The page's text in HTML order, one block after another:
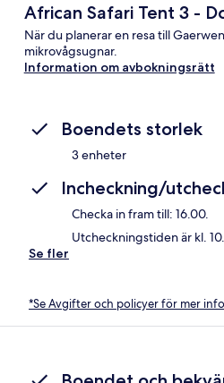
African Safari Tent 3 -
När du planerar en resa till
mikrovågsugnar.
Information om avbokningsrätt
Boendets storlek
3 enheter
Incheckning/
Checka in fram till: 16.00.
Utcheckningstiden är kl.
Se fler
*Se Avgifter och policyer för mer